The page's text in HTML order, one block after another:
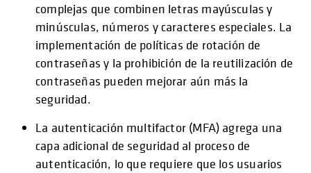
complejas que combinen letras mayúsculas y
minúsculas, números y caracteres especiales. La
implementación de políticas de rotación de
contraseñas y la prohibición de la reutilización de
contraseñas pueden mejorar aún más la
seguridad.
La autenticación multifactor (MFA) agrega una
capa adicional de seguridad al proceso de
autenticación, lo que requiere que los usuarios